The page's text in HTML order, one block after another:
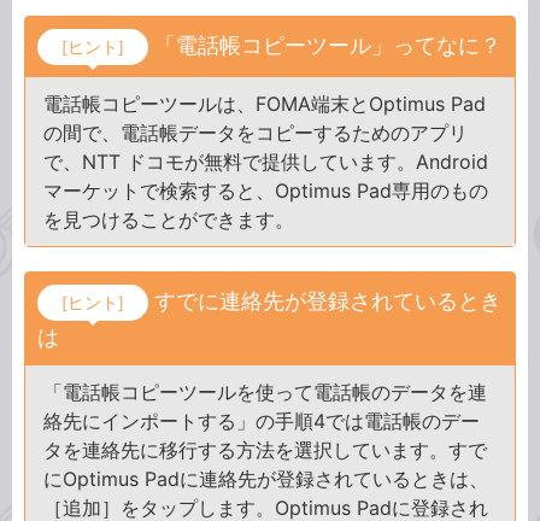
[ヒント] 「電話帳コピーツール」ってなに？
電話帳コピーツールは、FOMA端末とOptimus Pad
の間で、電話帳データをコピーするためのアプリ
で、NTT ドコモが無料で提供しています。Android
マーケットで検索すると、Optimus Pad専用のもの
を見つけることができます。
[ヒント]
すでに連絡先が登録されているとき
は
「電話帳コピーツールを使って電話帳のデータを連
絡先にインポートする」の手順4では電話帳のデー
タを連絡先に移行する方法を選択しています。すで
にOptimus Padに連絡先が登録されているときは、
［追加］をタップします。Optimus Padに登録され